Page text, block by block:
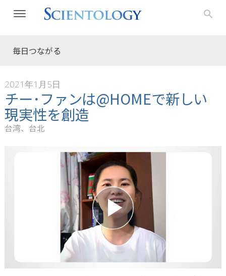
毎日つながる
2021年1月5日
チー･ファンは@HOMEで新しい
現実性を創造
台湾、台北